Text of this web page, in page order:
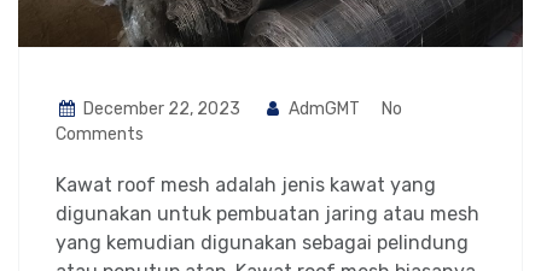
December 22, 2023 AdmGMT
No
Comments
Kawat roof mesh adalah jenis kawat yang
digunakan untuk pembuatan jaring atau mesh
yang kemudian digunakan sebagai pelindung